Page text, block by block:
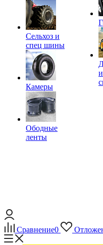
Сельхоз и
спец шины
Камеры
Ободные
ленты
и
Сравнение0